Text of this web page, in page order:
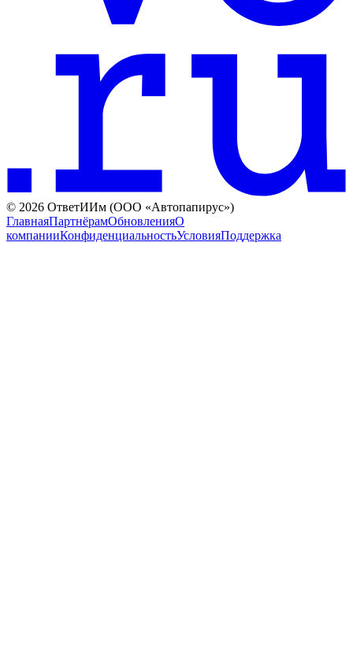
© 2026 ОтветИИм (ООО «Автопапирус»)
ГлавнаяПартнёрамОбновленияО
компанииКонфиденциальностьУсловияПоддержка